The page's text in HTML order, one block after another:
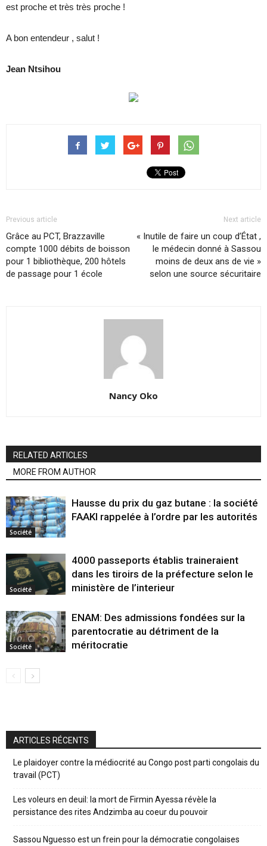
est proche et très très proche !
A bon entendeur , salut !
Jean Ntsihou
Previous article
Grâce au PCT, Brazzaville
compte 1000 débits de boisson
pour 1 bibliothèque, 200 hôtels
de passage pour 1 école
Next article
« Inutile de faire un coup d’État ,
le médecin donné à Sassou
moins de deux ans de vie »
selon une source sécuritaire
Nancy Oko
RELATED ARTICLES
MORE FROM AUTHOR
Société
Hausse du prix du gaz butane : la société
FAAKI rappelée à l’ordre par les autorités
Société
4000 passeports établis traineraient
dans les tiroirs de la préfecture selon le
ministère de l’interieur
Société
ENAM: Des admissions fondées sur la
parentocratie au détriment de la
méritocratie
ARTICLES RÉCENTS
Le plaidoyer contre la médiocrité au Congo post parti congolais du
travail (PCT)
Les voleurs en deuil: la mort de Firmin Ayessa révèle la
persistance des rites Andzimba au coeur du pouvoir
Sassou Nguesso est un frein pour la démocratie congolaises